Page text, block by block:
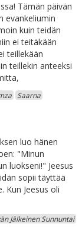
Tämän päivän
evankeliumin
kuin teidän
ei teitäkään
teillekään
teillekin anteeksi
Saarna
luo hänen
"Minun
luokseni!" Jeesus
sopii täyttää
Kun Jeesus oli
Jälkeinen Sunnuntai